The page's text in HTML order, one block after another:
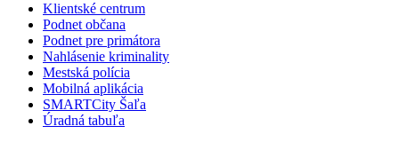
Klientské centrum
Podnet občana
Podnet pre primátora
Nahlásenie kriminality
Mestská polícia
Mobilná aplikácia
SMARTCity Šaľa
Úradná tabuľa